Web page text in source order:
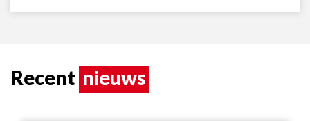
Recent nieuws